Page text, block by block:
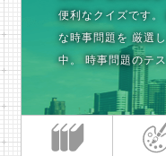
便利なクイズです。
な時事問題を 厳選
中。
時事問題のテ